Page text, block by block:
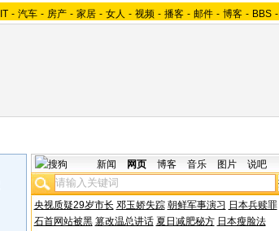
IT - 汽车 - 房产 - 家居 - 女人 - 视频 - 播客 - 邮件 - 博客 - BBS -
新闻 网页 博客 音乐 图片 说吧
央视质疑29岁市长 邓玉娇失踪 朝鲜军事演习 日本兵赎罪
石首网站被黑 篡改温总讲话 夏日减肥秘方 日本瘦脸法